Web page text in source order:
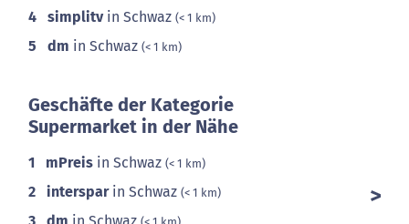
4 simplitvin Schwaz (< 1 km)
5 dm in Schwaz (< 1 km)
Geschäfte der Kategorie
Supermarket in der Nähe
1 mPreis in Schwaz (< 1 km)
2 intersparin Schwaz (< 1 km)